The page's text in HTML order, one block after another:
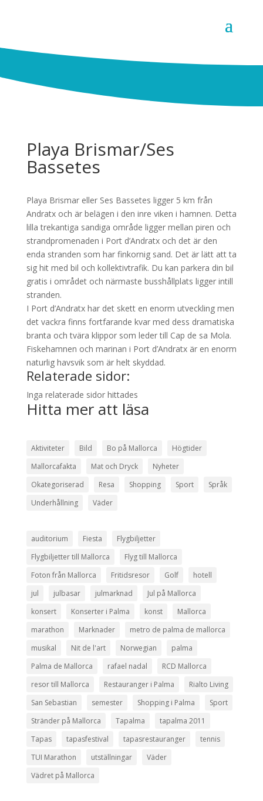
Playa Brismar/Ses
Bassetes
Playa Brismar eller Ses Bassetes ligger 5 km från
Andratx och är belägen i den inre viken i hamnen. Detta
lilla trekantiga sandiga område ligger mellan piren och
strandpromenaden i Port d’Andratx och det är den
enda stranden som har finkornig sand. Det är lätt att ta
sig hit med bil och kollektivtrafik. Du kan parkera din bil
gratis i området och närmaste busshållplats ligger intill
stranden.
I Port d’Andratx har det skett en enorm utveckling men
det vackra finns fortfarande kvar med dess dramatiska
branta och tvära klippor som leder till Cap de sa Mola.
Fiskehamnen och marinan i Port d’Andratx är en enorm
naturlig havsvik som är helt skyddad.
Relaterade sidor:
Inga relaterade sidor hittades
Hitta mer att läsa
Aktiviteter Bild Bo på Mallorca
Högtider
Mallorcafakta
Mat och Dryck
Nyheter
Okategoriserad
Resa Shopping Sport
Språk
Underhållning
Väder
auditorium Fiesta
Flygbiljetter
Flygbiljetter till Mallorca
Flyg till Mallorca
Foton från Mallorca
Fritidsresor Golf
hotell
jul
julbasar julmarknad
Jul på Mallorca
konsert
Konserter i Palma konst
Mallorca
marathon
Marknader
metro de palma de mallorca
musikal
Nit de l'art Norwegian
palma
Palma de Mallorca
rafael nadal
RCD Mallorca
resor till Mallorca
Restauranger i Palma
Rialto Living
San Sebastian
semester Shopping i Palma
Sport
Stränder på Mallorca
Tapalma
tapalma 2011
Tapas
tapasfestival tapasrestauranger
tennis
TUI Marathon
utställningar
Väder
Vädret på Mallorca